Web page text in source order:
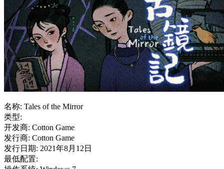
名称: Tales of the Mirror
类型:
开发商: Cotton Game
发行商: Cotton Game
发行日期: 2021年8月12日
最低配置: